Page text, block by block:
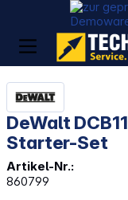
DeWalt
Starter-Set
Artikel-Nr.:
860799